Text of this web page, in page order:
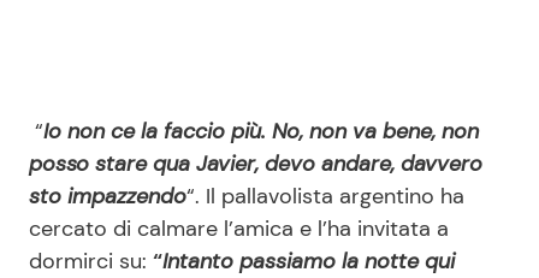
Contattaci
Pubblicità
Privacy Policy
“Io non ce la faccio più. No, non va bene, non
posso stare qua Javier, devo andare, davvero
sto impazzendo“. Il pallavolista argentino ha
cercato di calmare l’amica e l’ha invitata a
dormirci su: “Intanto passiamo la notte qui